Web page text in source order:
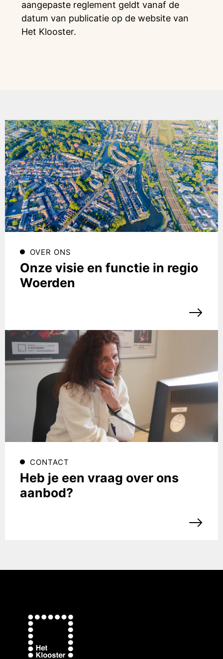
aangepaste reglement geldt vanaf de
datum van publicatie op de website van
Het Klooster.
OVER ONS
Onze visie en functie in regio
Woerden
CONTACT
Heb je een vraag over ons
aanbod?